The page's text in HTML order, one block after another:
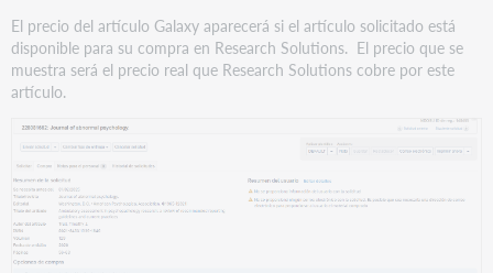
El precio del artículo Galaxy aparecerá si el artículo solicitado está
disponible para su compra en Research Solutions. El precio que se
muestra será el precio real que Research Solutions cobre por este
artículo.